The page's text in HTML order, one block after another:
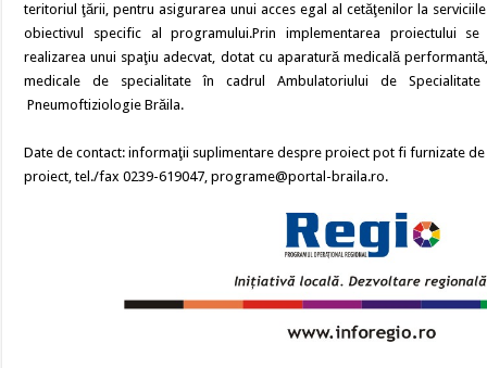
teritoriul ţării, pentru asigurarea unui acces egal al cetăţenilor la
obiectivul specific al programului.Prin implementarea proiectului
realizarea unui spaţiu adecvat, dotat cu aparatură medicală
medicale de specialitate în cadrul Ambulatoriului de
Pneumoftiziologie Brăila.
Date de contact: informaţii suplimentare despre proiect pot fi furnizate
proiect, tel./fax 0239-619047, programe@portal-braila.ro.